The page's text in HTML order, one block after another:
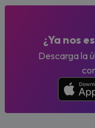
¿Ya nos
Descarga la